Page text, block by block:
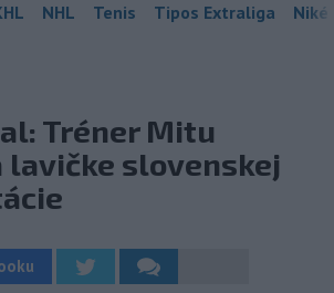
NHL Tenis Tipos Extraliga
Tréner Mitu
lavičke slovenskej